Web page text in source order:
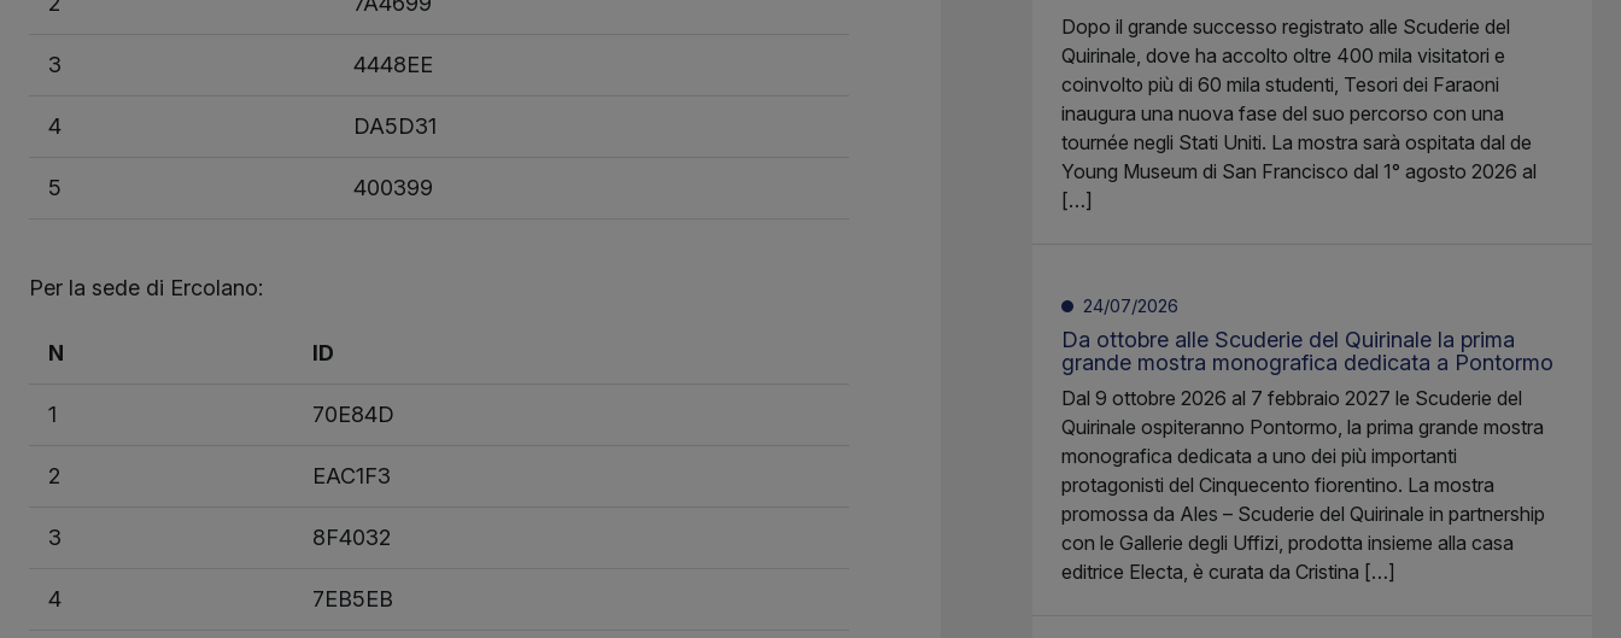
3 4448EE
4 DA5D31
5 400399
Per la sede di Ercolano:
N ID
1 70E84D
2 EAC1F3
3 8F4032
4 7EB5EB
Dopo il grande successo registrato alle Scuderie del
Quirinale, dove ha accolto oltre 400 mila visitatori e
coinvolto più di 60 mila studenti, Tesori dei Faraoni
inaugura una nuova fase del suo percorso con una
tournée negli Stati Uniti. La mostra sarà ospitata dal de
Young Museum di San Francisco dal 1° agosto 2026 al
[…]
24/07/2026
Da ottobre alle Scuderie del Quirinale la prima
grande mostra monografica dedicata a Pontormo
Dal 9 ottobre 2026 al 7 febbraio 2027 le Scuderie del
Quirinale ospiteranno Pontormo, la prima grande mostra
monografica dedicata a uno dei più importanti
protagonisti del Cinquecento fiorentino. La mostra
promossa da Ales – Scuderie del Quirinale in partnership
con le Gallerie degli Uffizi, prodotta insieme alla casa
editrice Electa, è curata da Cristina […]